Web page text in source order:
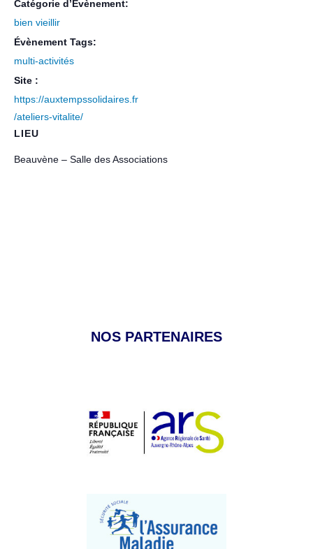
Catégorie d’Évènement:
bien vieillir
Évènement Tags:
multi-activités
Site :
https://auxtempssolidaires.fr
/ateliers-vitalite/
LIEU
Beauvène – Salle des Associations
NOS PARTENAIRES